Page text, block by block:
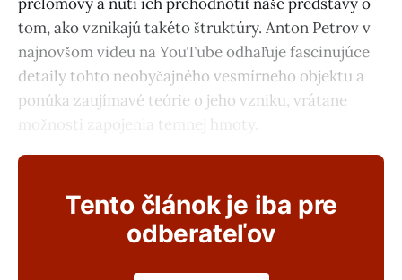
tom, ako vznikajú takéto štruktúry. Anton Petrov v
najnovšom videu na YouTube odhaľuje fascinujúce
detaily tohto neobyčajného vesmírneho objektu a
ponúka zaujímavé teórie o jeho vzniku, vrátane
možnosti zapojenia temnej hmoty.
Tento článok je iba pre
odberateľov